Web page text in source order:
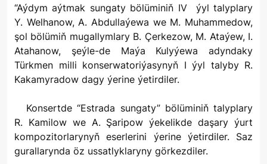
“Aýdym aýtmak sungaty bölüminiň IV ýyl talyplary
Y. Welhanow, A. Abdullaýewa we M. Muhammedow,
şol bölümiň mugallymlary B. Çerkezow, M. Ataýew, I.
Atahanow, şeýle-de Maýa Kulyýewa adyndaky
Türkmen milli konserwatoriýasynyň I ýyl talyby R.
Kakamyradow dagy ýerine ýetirdiler.
Konsertde “Estrada sungaty” bölüminiň talyplary
R. Kamilow we A. Şaripow ýekelikde daşary ýurt
kompozitorlarynyň eserlerini ýerine ýetirdiler. Saz
gurallarynda öz ussatlyklaryny görkezdiler.